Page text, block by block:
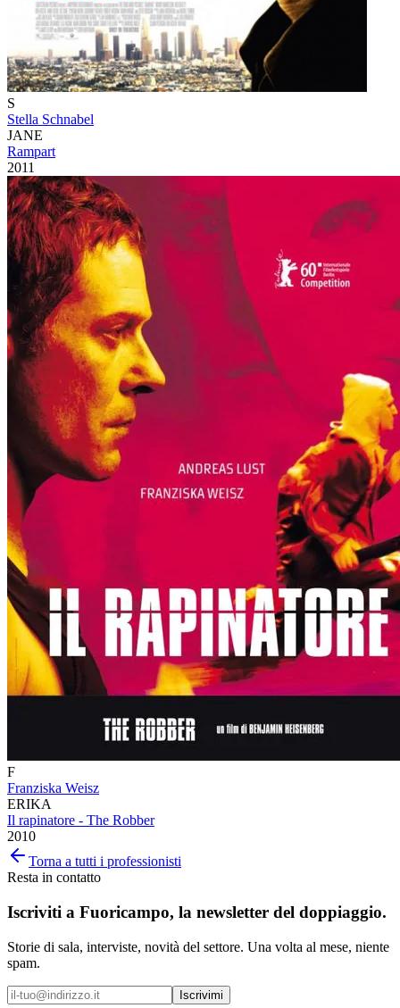
S
Stella Schnabel
JANE
Rampart
2011
F
Franziska Weisz
ERIKA
Il rapinatore - The Robber
2010
Torna a tutti i professionisti
Resta in contatto
Iscriviti a Fuoricampo, la newsletter del doppiaggio.
Storie di sala, interviste, novità del settore. Una volta al mese, niente
spam.
Iscrivimi